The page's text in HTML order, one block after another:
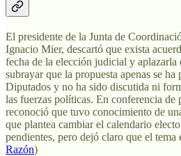
El presidente de la Junta de
Ignacio Mier, descartó que exista
fecha de la elección judicial y aplazarla
subrayar que la propuesta apenas se
Diputados y no ha sido discutida ni
las fuerzas políticas. En conferencia de
reconoció que tuvo conocimiento de
que plantea cambiar el calendario
pendientes, pero dejó claro que el tema
Razón)